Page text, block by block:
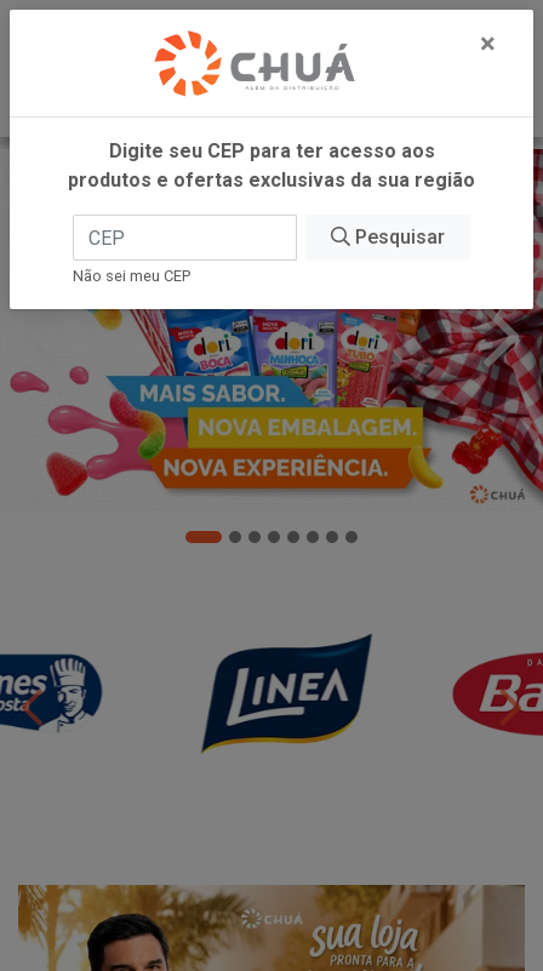
×
Digite seu CEP para ter acesso aos
produtos e ofertas exclusivas da sua região
Pesquisar
Não sei meu CEP